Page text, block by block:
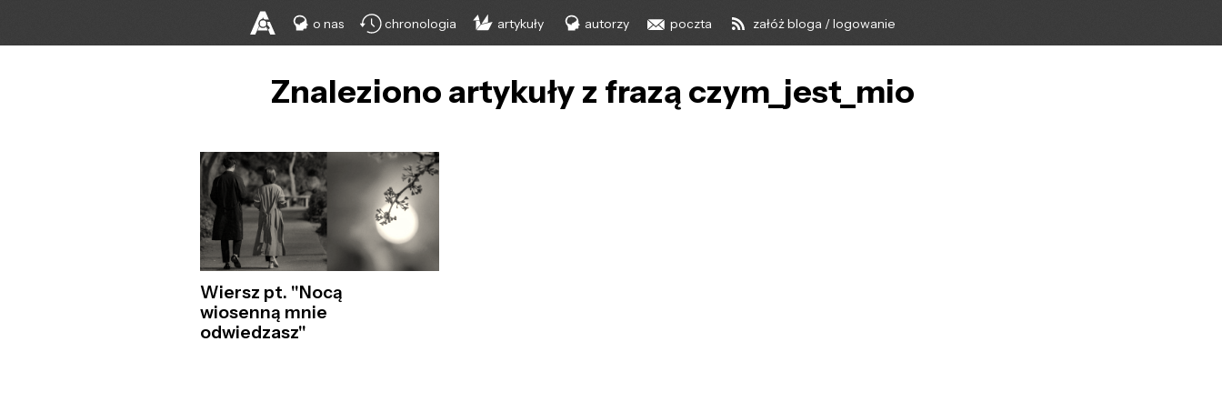
o nas chronologia artykuły autorzy poczta załóż bloga / logowanie
Znaleziono artykuły z frazą czym_jest_mio
Wiersz pt. "Nocą
wiosenną mnie
odwiedzasz"